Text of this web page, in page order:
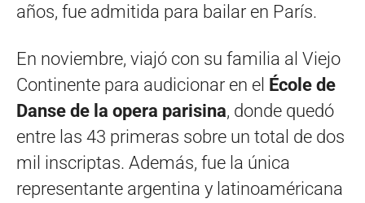
años, fue admitida para bailar en París.
En noviembre, viajó con su familia al Viejo
Continente para audicionar en el École de
Danse de la opera parisina, donde quedó
entre las 43 primeras sobre un total de dos
mil inscriptas. Además, fue la única
representante argentina y latinoaméricana